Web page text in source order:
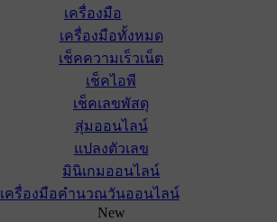
เครื่องมือ
เครื่องมือทั้งหมด
เช็คความเร็วเน็ต
เช็คไอพี
เช็คเลขพัสดุ
สุ่มออนไลน์
แปลงตัวเลข
มินิเกมออนไลน์
เครื่องมือคำนวณวันออนไลน์
New